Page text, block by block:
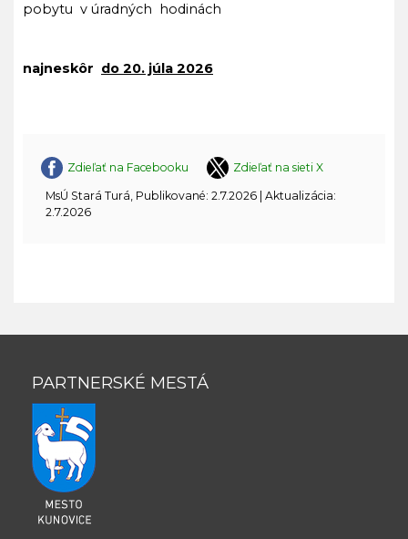
pobytu v úradných hodinách
najneskôr do 20. júla 2026
Zdieľať na Facebooku Zdieľať na sieti X
MsÚ Stará Turá, Publikované: 2.7.2026 | Aktualizácia:
2.7.2026
PARTNERSKÉ MESTÁ